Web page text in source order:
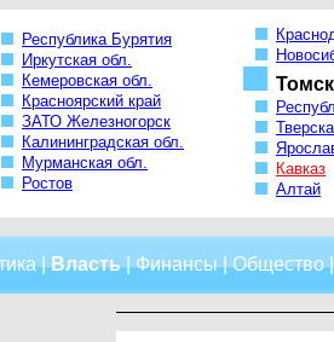
Республика Бурятия
Иркутская обл.
Кемеровская обл.
Красноярский край
ЗАТО Железногорск
Калининградская обл.
Мурманская обл.
Ростов
Кавказ
Алтай
|Власть|Финансы|Общество